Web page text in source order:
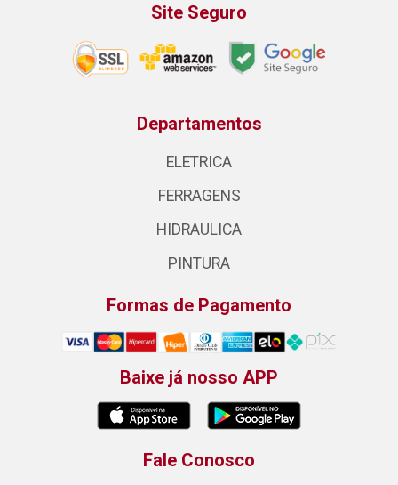
Site Seguro
Departamentos
ELETRICA
FERRAGENS
HIDRAULICA
PINTURA
Formas de Pagamento
Baixe já nosso APP
Fale Conosco